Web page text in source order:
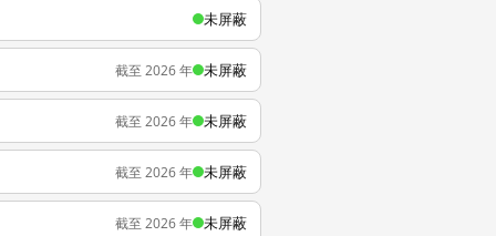
未屏蔽
截至 2026 年 未屏蔽
截至 2026 年 未屏蔽
截至 2026 年 未屏蔽
截至 2026 年 未屏蔽